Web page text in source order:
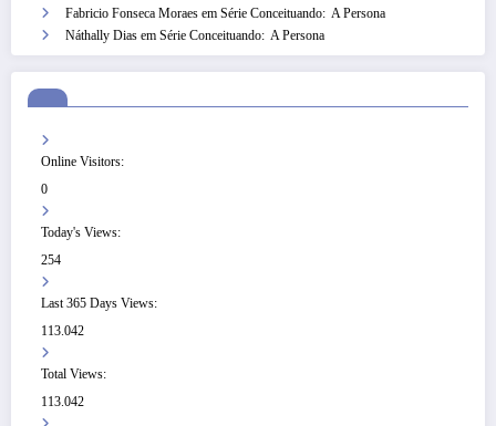
Fabricio Fonseca Moraes em Série Conceituando: A Persona
Náthally Dias em Série Conceituando: A Persona
Online Visitors:
0
Today's Views:
254
Last 365 Days Views:
113.042
Total Views:
113.042